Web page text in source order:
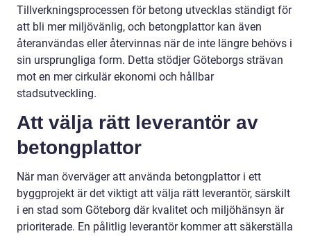
Tillverkningsprocessen för betong utvecklas ständigt för
att bli mer miljövänlig, och betongplattor kan även
återanvändas eller återvinnas när de inte längre behövs i
sin ursprungliga form. Detta stödjer Göteborgs strävan
mot en mer cirkulär ekonomi och hållbar
stadsutveckling.
Att välja rätt leverantör av
betongplattor
När man överväger att använda betongplattor i ett
byggprojekt är det viktigt att välja rätt leverantör, särskilt
i en stad som Göteborg där kvalitet och miljöhänsyn är
prioriterade. En pålitlig leverantör kommer att säkerställa